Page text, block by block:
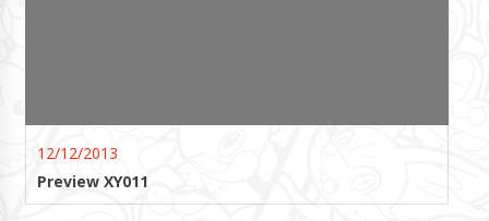
12/12/2013
Preview XY011